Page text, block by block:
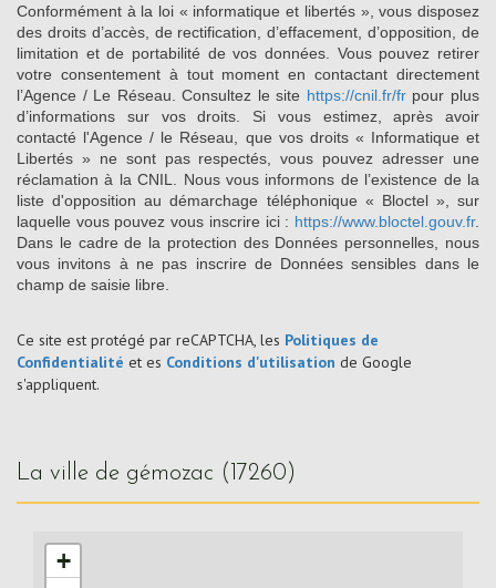
Conformément à la loi « informatique et libertés », vous disposez
des droits d’accès, de rectification, d’effacement, d’opposition, de
limitation et de portabilité de vos données. Vous pouvez retirer
votre consentement à tout moment en contactant directement
l’Agence / Le Réseau. Consultez le site https://cnil.fr/frpour plus
d’informations sur vos droits. Si vous estimez, après avoir
contacté l'Agence / le Réseau, que vos droits « Informatique et
Libertés » ne sont pas respectés, vous pouvez adresser une
réclamation à la CNIL. Nous vous informons de l’existence de la
liste d'opposition au démarchage téléphonique « Bloctel », sur
laquelle vous pouvez vous inscrire ici : https://www.bloctel.gouv.fr.
Dans le cadre de la protection des Données personnelles, nous
vous invitons à ne pas inscrire de Données sensibles dans le
champ de saisie libre.
Ce site est protégé par reCAPTCHA, les Politiques de
Confidentialité et es Conditions d'utilisation de Google
s'appliquent.
la ville de gémozac (17260)
+